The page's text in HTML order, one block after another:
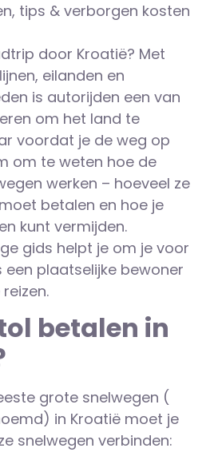
tips & verborgen kosten
door Kroatië? Met
eilanden en
is autorijden een van
om het land te
voordat je de weg op
om te weten hoe de
werken – hoeveel ze
betalen en hoe je
kunt vermijden.
gids helpt je om je voor
een plaatselijke bewoner
betalen in
grote snelwegen (
in Kroatië moet je
snelwegen verbinden: